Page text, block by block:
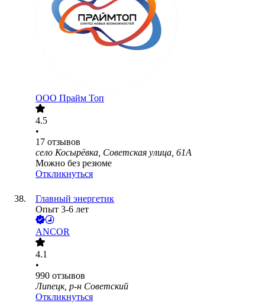
ООО Прайм Топ
4.5
•
17 отзывов
село Косырёвка, Советская улица, 61А
Можно без резюме
Откликнуться
Главный энергетик
Опыт 3-6 лет
ANCOR
4.1
•
990 отзывов
Липецк, р-н Советский
Откликнуться